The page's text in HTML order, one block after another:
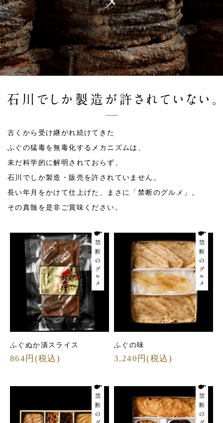
古くから受け継がれ続けてきた
ふぐの猛毒を無毒化するメカニズムは、
未だ科学的に解明されておらず、
石川でしか製造・販売を許されていません。
長い年月をかけて仕上げた、まさに「禁断のグルメ」。
その真髄を是非ご賞味ください。
ふぐぬか漬スライス
864円(税込)
ふぐの味
3,240円(税込)